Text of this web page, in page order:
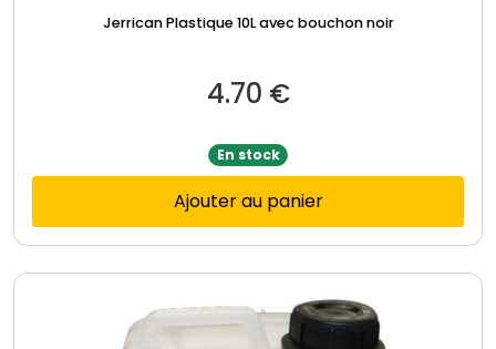
Jerrican Plastique 10L avec bouchon noir
4.70 €
En stock
Ajouter au panier